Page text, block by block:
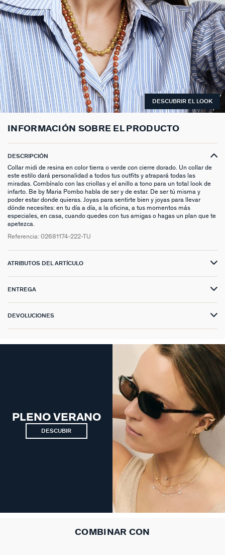
COLGANTES HASTA -50%
PIERCINGS HASTA -50%
ACCESORIOS HASTA -50%
PLATA DE LEY HASTA -50%
PRISMA
BEST SELLERS
CADENA
COLGANTE
COLLARES DORADO
COLLARES PLATEADOS
PIERCINGS
PENDIENTES
PENDIENTES DORADOS
PENDIENTES PLATEADOS
PULSERAS MOMENT
PULSERAS DORADAS
PULSERAS PLATEADAS
ANILLOS PLATEADOS
PIEDRAS NATURALES
CHARMS MINIS
COLLARES COMPATIBLES
PENDIENTES COMPATIBLES
NUESTROS LOOKS
PIERCING ACCESORIOS
SET DE PENDIENTES
PIERCING PIEDRAS NATURALES
PERFORACIONES
NUESTROS LOOKS
PIERCINGS PLATEADOS
TALISMANS
SACRÉ CŒUR
SEGUNDA PIEL
BELOVED
1974
PALAIS ROYAL
PONT DES ARTS
CANDY
LLAVEROS
EXTENSOR DE CADENAS
CONTÁCTANOS
DESCUBRIR EL LOOK
INFORMACIÓN SOBRE EL PRODUCTO
DESCRIPCIÓN
Collar midi de resina en color tierra o verde con cierre dorado. Un collar de
este estilo dará personalidad a todos tus outfits y atrapará todas las
miradas. Combínalo con las criollas y el anillo a tono para un total look de
infarto. Be by Maria Pombo habla de ser y de estar. De ser tú misma y
poder estar donde quieras. Joyas para sentirte bien y joyas para llevar
dónde necesites: en tu día a día, a la oficina, a tus momentos más
especiales, en casa, cuando quedes con tus amigas o hagas un plan que te
apetezca.
Referencia: 02681174-222-TU
ATRIBUTOS DEL ARTÍCULO
ENTREGA
DEVOLUCIONES
PLENO VERANO
DESCUBIR
COMBINAR CON